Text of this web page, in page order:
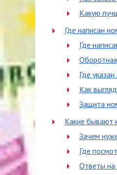
Какую
Где написан
Где
Где
Как
Защита
Какие бывают
Зачем
Где
Ответы на